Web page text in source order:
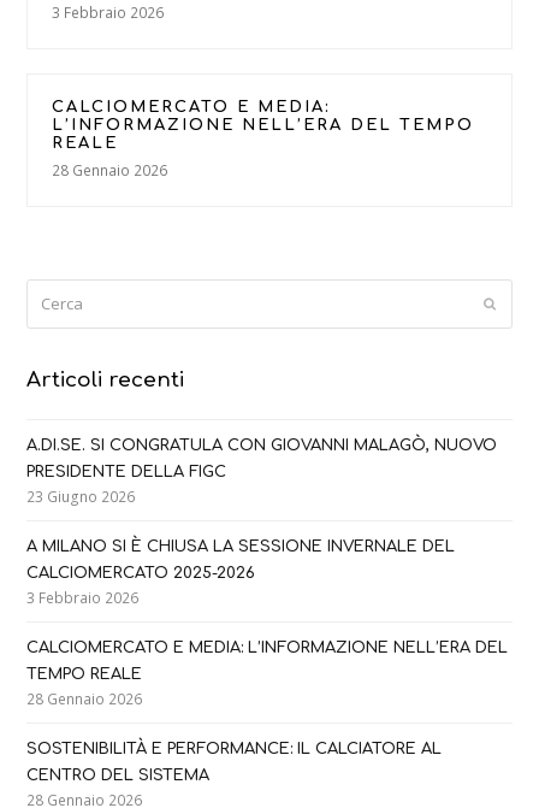
3 Febbraio 2026
CALCIOMERCATO E MEDIA:
L’INFORMAZIONE NELL’ERA DEL TEMPO
REALE
28 Gennaio 2026
Submit
Articoli recenti
A.DI.SE. SI CONGRATULA CON GIOVANNI MALAGÒ, NUOVO
PRESIDENTE DELLA FIGC
23 Giugno 2026
A MILANO SI È CHIUSA LA SESSIONE INVERNALE DEL
CALCIOMERCATO 2025-2026
3 Febbraio 2026
CALCIOMERCATO E MEDIA: L’INFORMAZIONE NELL’ERA DEL
TEMPO REALE
28 Gennaio 2026
SOSTENIBILITÀ E PERFORMANCE: IL CALCIATORE AL
CENTRO DEL SISTEMA
28 Gennaio 2026